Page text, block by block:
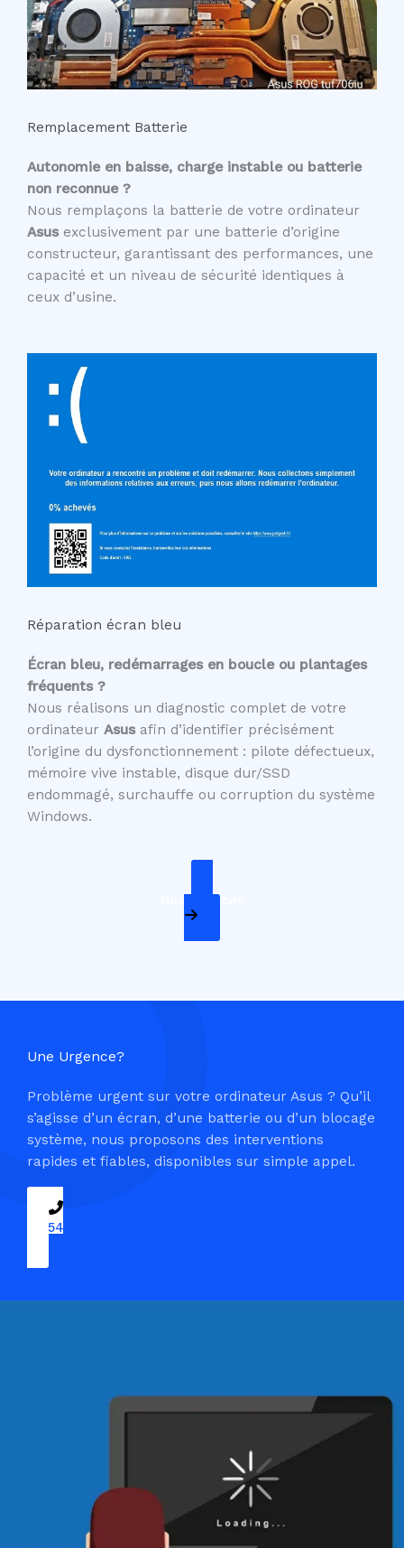
Remplacement Batterie
Autonomie en baisse, charge instable ou batterie
non reconnue ?
Nous remplaçons la batterie de votre ordinateur
Asusexclusivement par une batterie d’origine
constructeur, garantissant des performances, une
capacité et un niveau de sécurité identiques à
ceux d’usine.
Réparation écran bleu
Écran bleu, redémarrages en boucle ou plantages
fréquents ?
Nous réalisons un diagnostic complet de votre
ordinateur Asusafin d’identifier précisément
l’origine du dysfonctionnement : pilote défectueux,
mémoire vive instable, disque dur/SSD
endommagé, surchauffe ou corruption du système
Windows.
Nos Services
Une Urgence?
Problème urgent sur votre ordinateur Asus ? Qu’il
s’agisse d’un écran, d’une batterie ou d’un blocage
système, nous proposons des interventions
rapides et fiables, disponibles sur simple appel.
09 54 37 04 03